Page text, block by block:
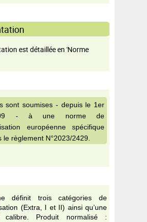
est détaillée en 'Norme
sont soumises - depuis le 1er
- à une norme de
européenne spécifique
le règlement N°2023/2429.
définit trois catégories de
(Extra, I et II) ainsi qu’une
calibre. Produit normalisé :